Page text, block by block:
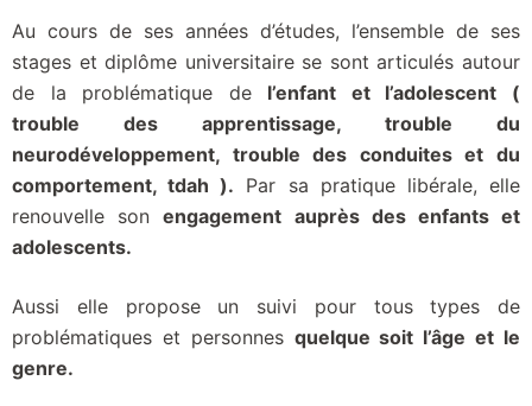
Au cours de ses années d’études, l’ensemble de ses
stages et diplôme universitaire se sont articulés autour
de la problématique de l’enfant et l’adolescent (
trouble des apprentissage, trouble du
neurodéveloppement, trouble des conduites et du
comportement, tdah ). Par sa pratique libérale, elle
renouvelle sonengagement auprès des enfants et
adolescents.
Aussi elle propose un suivi pour tous types de
problématiques et personnes quelque soit l’âge et le
genre.